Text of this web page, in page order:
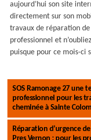
aujourd’hui son site
directement sur son
travaux de réparation
professionnel et
puisque pour ce mois-ci
SOS Ramonage 27 une
professionnel pour les
cheminée à Sainte
Réparation d’urgence